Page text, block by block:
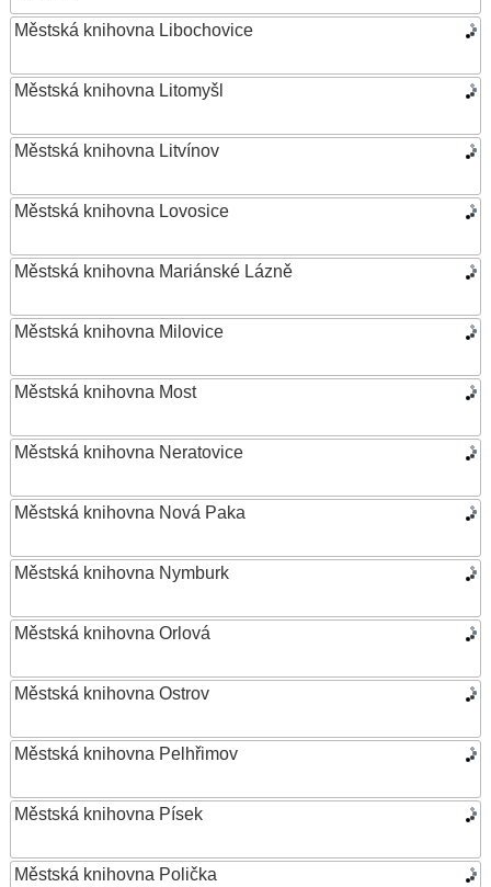
Městská knihovna Libochovice
Městská knihovna Litomyšl
Městská knihovna Litvínov
Městská knihovna Lovosice
Městská knihovna Mariánské Lázně
Městská knihovna Milovice
Městská knihovna Most
Městská knihovna Neratovice
Městská knihovna Nová Paka
Městská knihovna Nymburk
Městská knihovna Orlová
Městská knihovna Ostrov
Městská knihovna Pelhřimov
Městská knihovna Písek
Městská knihovna Polička